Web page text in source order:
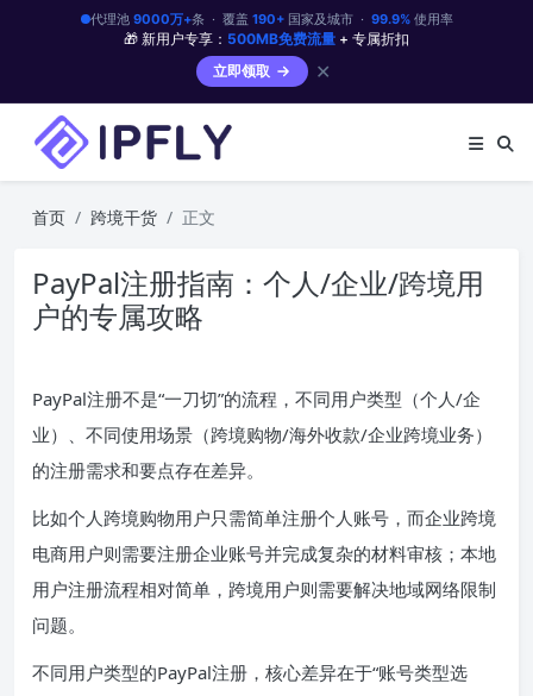
代理池 9000万+条 · 覆盖 190+国家及城市 · 99.9%使用率
🎁 新用户专享： 500MB免费流量 + 专属折扣
立即领取
✕
首页 跨境干货 正文
PayPal注册指南：个人/企业/跨境用
户的专属攻略
PayPal注册不是“一刀切”的流程，不同用户类型（个人/企
业）、不同使用场景（跨境购物/海外收款/企业跨境业务）
的注册需求和要点存在差异。
比如个人跨境购物用户只需简单注册个人账号，而企业跨境
电商用户则需要注册企业账号并完成复杂的材料审核；本地
用户注册流程相对简单，跨境用户则需要解决地域网络限制
问题。
不同用户类型的PayPal注册，核心差异在于“账号类型选